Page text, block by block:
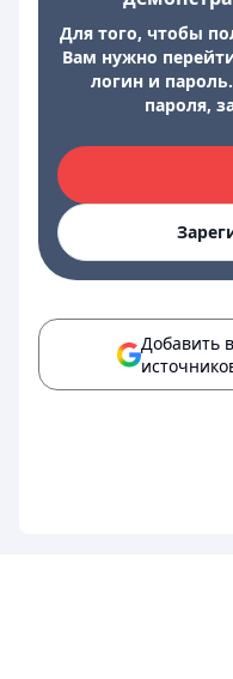
Для того, чтобы
Вам нужно
логин и
пароля,
Добавить